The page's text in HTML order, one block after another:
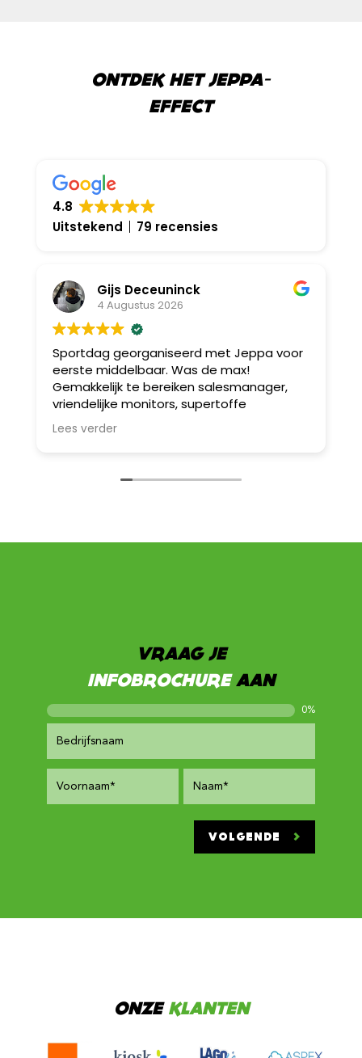
ONTDEK HET JEPPA-
EFFECT
4.8
Uitstekend
79 recensies
Gijs Deceuninck
4 Augustus 2026
Sportdag georganiseerd met Jeppa voor
eerste middelbaar. Was de max!
Gemakkelijk te bereiken salesmanager,
vriendelijke monitors, supertoffe
spelletjes! Wij werken sowieso nog eens
samen met hen.
Lees verder
VRAAG JE
INFOBROCHUREAAN
0%
VOLGENDE
ONZE KLANTEN